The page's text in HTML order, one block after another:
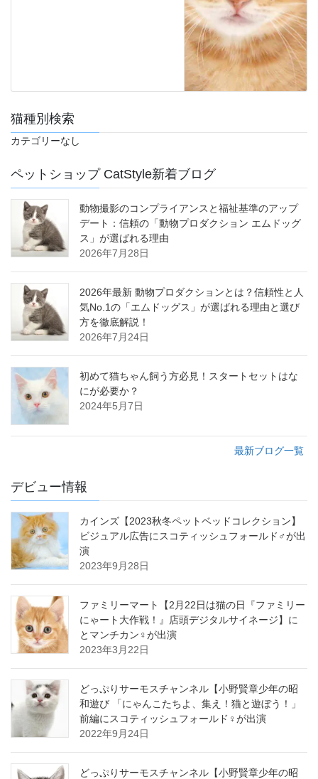
猫種別検索
カテゴリーなし
ペットショップ CatStyle新着ブログ
動物撮影のコンプライアンスと福祉基準のアップ
デート：信頼の「動物プロダクション エムドッグ
ス」が選ばれる理由
2026年7月28日
2026年最新 動物プロダクションとは？信頼性と人
気No.1の「エムドッグス」が選ばれる理由と選び
方を徹底解説！
2026年7月24日
初めて猫ちゃん飼う方必見！スタートセットはな
にが必要か？
2024年5月7日
最新ブログ一覧
デビュー情報
カインズ【2023秋冬ペットベッドコレクション】
ビジュアル広告にスコティッシュフォールド♂が出
演
2023年9月28日
ファミリーマート【2月22日は猫の日『ファミリー
にゃート大作戦！』店頭デジタルサイネージ】に
とマンチカン♀が出演
2023年3月22日
どっぷりサーモスチャンネル【小野賢章少年の昭
和遊び 「にゃんこたちよ、集え！猫と遊ぼう！」
前編にスコティッシュフォールド♀が出演
2022年9月24日
どっぷりサーモスチャンネル【小野賢章少年の昭